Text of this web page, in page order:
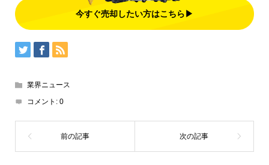
今すぐ売却したい方はこちら▶
業界ニュース
コメント: 0